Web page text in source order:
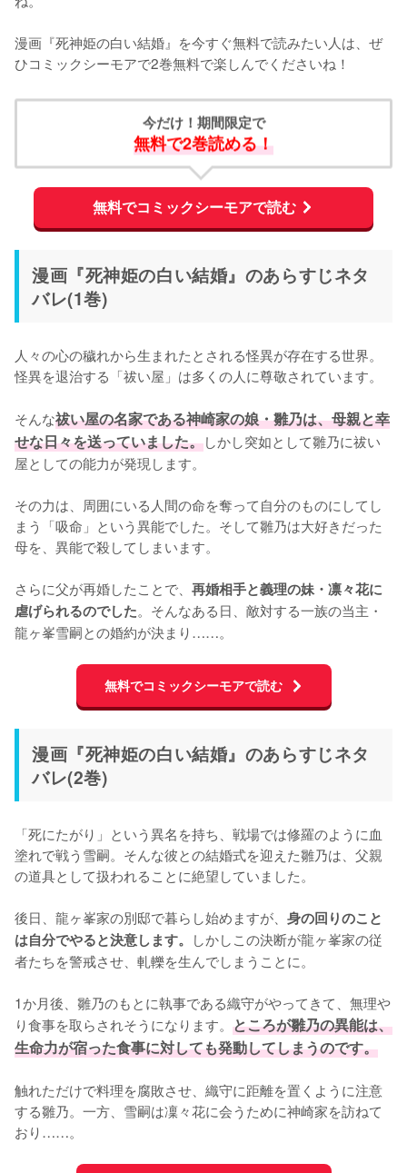
漫画『死神姫の白い結婚』を今すぐ無料で読みたい人は、ぜ
ひコミックシーモアで2巻無料で楽しんでくださいね！
今だけ！期間限定で
無料で2巻読める！
無料でコミックシーモアで読む
漫画『死神姫の白い結婚』のあらすじネタ
バレ(1巻)
人々の心の穢れから生まれたとされる怪異が存在する世界。
怪異を退治する「祓い屋」は多くの人に尊敬されています。
そんな祓い屋の名家である神崎家の娘・雛乃は、母親と幸
せな日々を送っていました。しかし突如として雛乃に祓い
屋としての能力が発現します。
その力は、周囲にいる人間の命を奪って自分のものにしてし
まう「吸命」という異能でした。そして雛乃は大好きだった
母を、異能で殺してしまいます。
さらに父が再婚したことで、 再婚相手と義理の妹・凛々花に
虐げられるのでした。そんなある日、敵対する一族の当主・
龍ヶ峯雪嗣との婚約が決まり……。
無料でコミックシーモアで読む
漫画『死神姫の白い結婚』のあらすじネタ
バレ(2巻)
「死にたがり」という異名を持ち、戦場では修羅のように血
塗れで戦う雪嗣。そんな彼との結婚式を迎えた雛乃は、父親
の道具として扱われることに絶望していました。
後日、龍ヶ峯家の別邸で暮らし始めますが、 身の回りのこと
は自分でやると決意します。 しかしこの決断が龍ヶ峯家の従
者たちを警戒させ、軋轢を生んでしまうことに。
1か月後、雛乃のもとに執事である織守がやってきて、無理や
り食事を取らされそうになります。 ところが雛乃の異能は、
生命力が宿った食事に対しても発動してしまうのです。
触れただけで料理を腐敗させ、織守に距離を置くように注意
する雛乃。一方、雪嗣は凜々花に会うために神崎家を訪ねて
おり……。